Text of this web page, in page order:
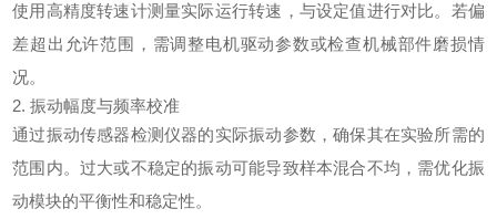
使用高精度转速计测量实际运行转速，与设定值进行对比。若偏
差超出允许范围，需调整电机驱动参数或检查机械部件磨损情
况。
2. 振动幅度与频率校准
通过振动传感器检测仪器的实际振动参数，确保其在实验所需的
范围内。过大或不稳定的振动可能导致样本混合不均，需优化振
动模块的平衡性和稳定性。